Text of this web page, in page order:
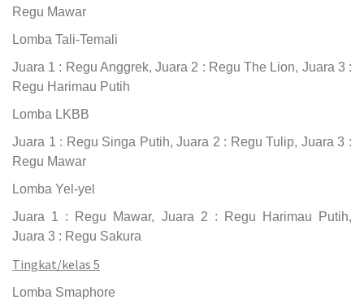
Regu Mawar
Lomba Tali-Temali
Juara 1 : Regu Anggrek, Juara 2 : Regu The Lion, Juara 3 :
Regu Harimau Putih
Lomba LKBB
Juara 1 : Regu Singa Putih, Juara 2 : Regu Tulip, Juara 3 :
Regu Mawar
Lomba Yel-yel
Juara 1 : Regu Mawar, Juara 2 : Regu Harimau Putih,
Juara 3 : Regu Sakura
Tingkat/kelas 5
Lomba Smaphore